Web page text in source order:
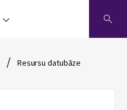
/ Resursu datubāze